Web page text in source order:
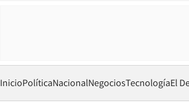
InicioPolíticaNacionalNegociosTecnologíaEl